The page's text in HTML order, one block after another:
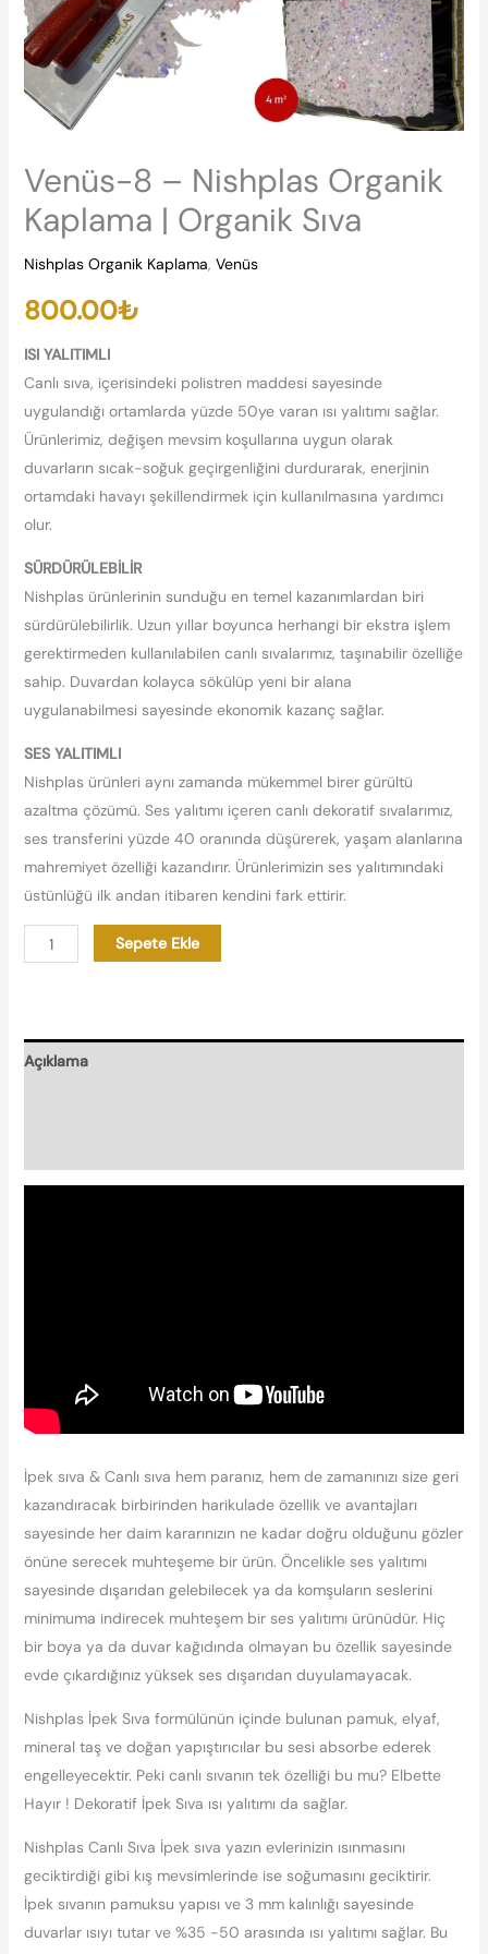
Venüs-8 – Nishplas Organik
Kaplama | Organik Sıva
Nishplas Organik Kaplama, Venüs
800.00₺
ISI YALITIMLI
Canlı sıva, içerisindeki polistren maddesi sayesinde
uygulandığı ortamlarda yüzde 50ye varan ısı yalıtımı sağlar.
Ürünlerimiz, değişen mevsim koşullarına uygun olarak
duvarların sıcak-soğuk geçirgenliğini durdurarak, enerjinin
ortamdaki havayı şekillendirmek için kullanılmasına yardımcı
olur.
SÜRDÜRÜLEBİLİR
Nishplas ürünlerinin sunduğu en temel kazanımlardan biri
sürdürülebilirlik. Uzun yıllar boyunca herhangi bir ekstra işlem
gerektirmeden kullanılabilen canlı sıvalarımız, taşınabilir özelliğe
sahip. Duvardan kolayca sökülüp yeni bir alana
uygulanabilmesi sayesinde ekonomik kazanç sağlar.
SES YALITIMLI
Nishplas ürünleri aynı zamanda mükemmel birer gürültü
azaltma çözümü. Ses yalıtımı içeren canlı dekoratif sıvalarımız,
ses transferini yüzde 40 oranında düşürerek, yaşam alanlarına
mahremiyet özelliği kazandırır. Ürünlerimizin ses yalıtımındaki
üstünlüğü ilk andan itibaren kendini fark ettirir.
Sepete Ekle
Açıklama
İpek sıva & Canlı sıva hem paranız, hem de zamanınızı size geri
kazandıracak birbirinden harikulade özellik ve avantajları
sayesinde her daim kararınızın ne kadar doğru olduğunu gözler
önüne serecek muhteşeme bir ürün. Öncelikle ses yalıtımı
sayesinde dışarıdan gelebilecek ya da komşuların seslerini
minimuma indirecek muhteşem bir ses yalıtımı ürünüdür. Hiç
bir boya ya da duvar kağıdında olmayan bu özellik sayesinde
evde çıkardığınız yüksek ses dışarıdan duyulamayacak.
Nishplas İpek Sıva formülünün içinde bulunan pamuk, elyaf,
mineral taş ve doğan yapıştırıcılar bu sesi absorbe ederek
engelleyecektir. Peki canlı sıvanın tek özelliği bu mu? Elbette
Hayır ! Dekoratif İpek Sıva ısı yalıtımı da sağlar.
Nishplas Canlı Sıva İpek sıva yazın evlerinizin ısınmasını
geciktirdiği gibi kış mevsimlerinde ise soğumasını geciktirir.
İpek sıvanın pamuksu yapısı ve 3 mm kalınlığı sayesinde
duvarlar ısıyı tutar ve %35 -50 arasında ısı yalıtımı sağlar. Bu